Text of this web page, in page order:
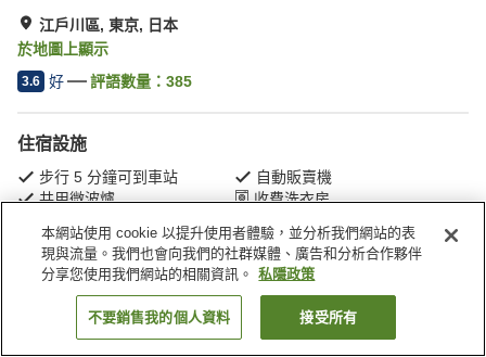
江戶川區, 東京, 日本
於地圖上顯示
3.6 好 評語數量： 385
住宿設施
步行 5 分鐘可到車站
自動販賣機
共用微波爐
收費洗衣房
主頁 日本 東京 江戶川區 東京西葛西微笑酒店
找客房
本網站使用 cookie 以提升使用者體驗，並分析我們網站的表
現與流量。我們也會向我們的社群媒體、廣告和分析合作夥伴
分享您使用我們網站的相關資訊。
私隱政策
不要銷售我的個人資料 接受所有